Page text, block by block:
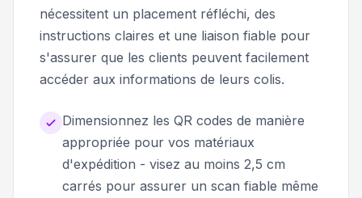
nécessitent un placement réfléchi, des
instructions claires et une liaison fiable pour
s'assurer que les clients peuvent facilement
accéder aux informations de leurs colis.
Dimensionnez les QR codes de manière
appropriée pour vos matériaux
d'expédition - visez au moins 2,5 cm
carrés pour assurer un scan fiable même